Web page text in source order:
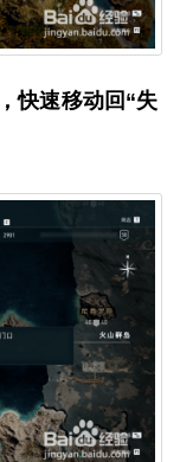
快速移动回“失